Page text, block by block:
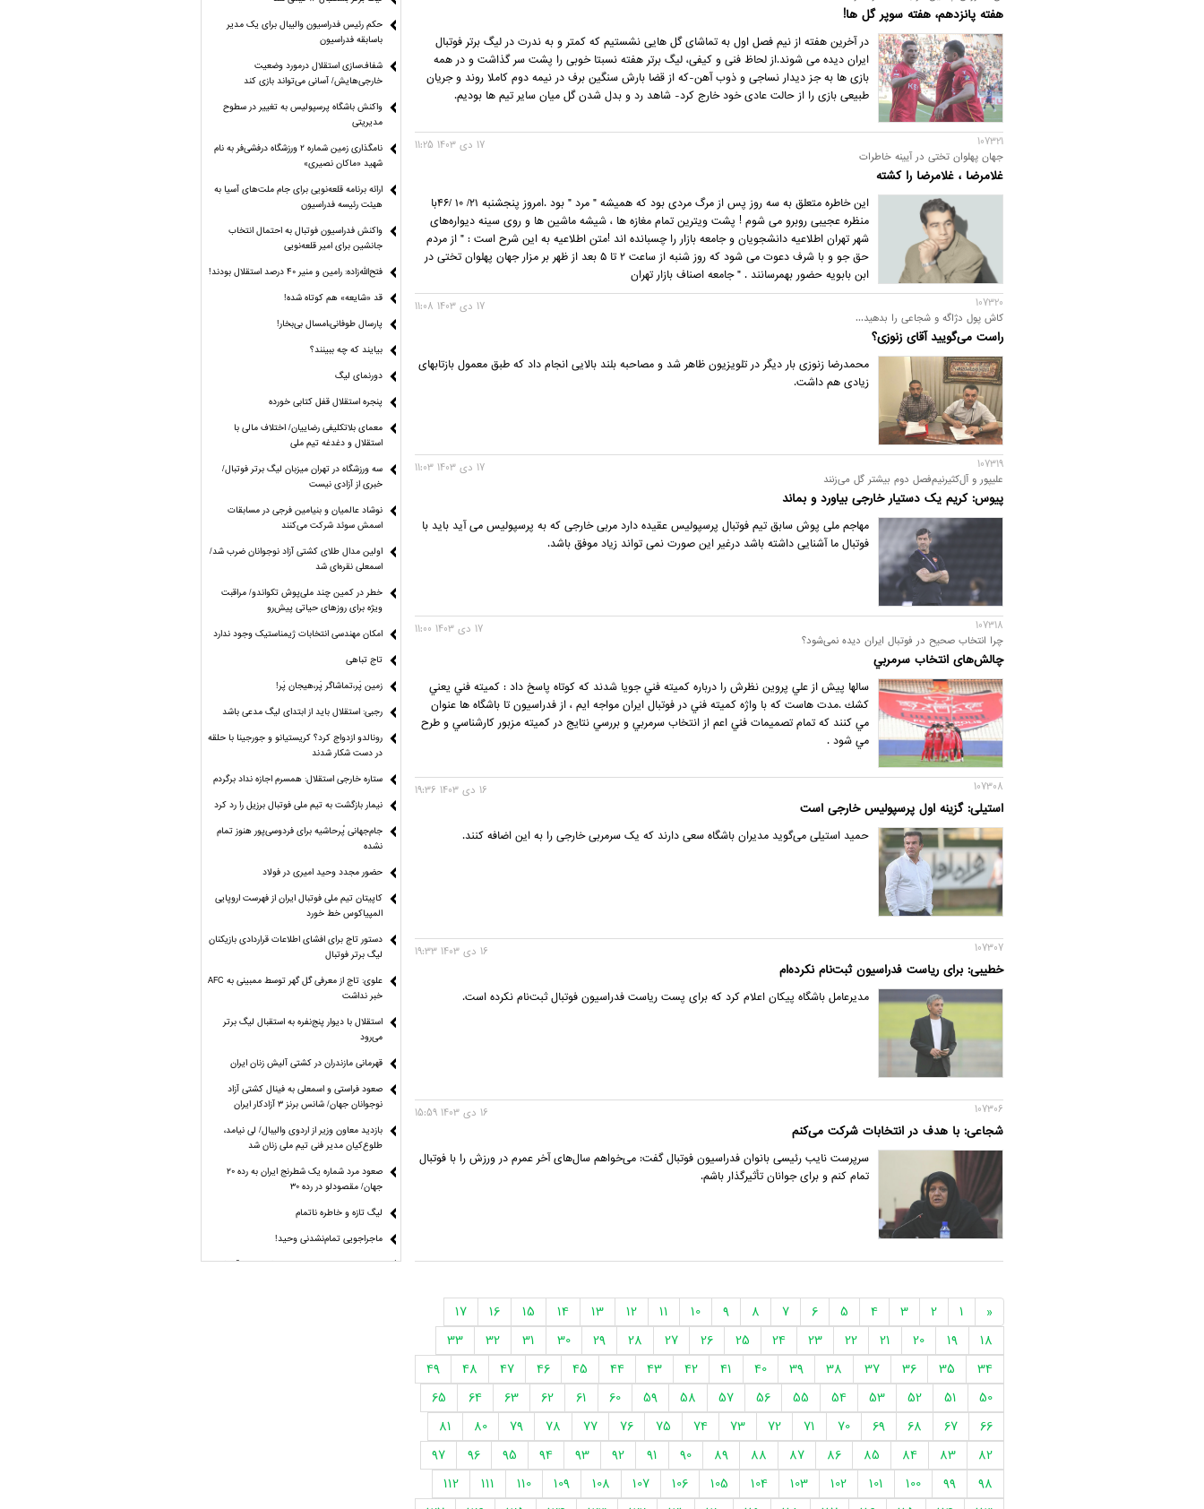
هفته پانزدهم، هفته سوپر گل ها!
در آخرین هفته از نیم فصل اول به تماشای گل هایی نشستیم که کمتر و به ندرت در لیگ برتر فوتبال
ایران دیده می شوند.از لحاظ فنی و کیفی، لیگ برتر هفته نسبتا خوبی را پشت سر گذاشت و در همه
بازی ها به جز دیدار نساجی و ذوب آهن-که از قضا بارش سنگین برف در نیمه دوم کاملا روند و جریان
طبیعی بازی را از حالت عادی خود خارج کرد- شاهد رد و بدل شدن گل میان سایر تیم ها بودیم.
107321
جهان پهلوان تختی در آیینه خاطرات
غلامرضا ، غلامرضا را کشته
17 دی 1403 11:25
این خاطره متعلق به سه روز پس از مرگ مردی بود که همیشه " مرد " بود .امروز پنجشنبه ۲۱/ ۱۰ /۴۶با
منظره عجیبی روبرو می شوم ! پشت ویترین تمام مغازه ها ، شیشه ماشین ها و روی سینه دیواره‌های
شهر تهران اطلاعیه دانشجویان و جامعه بازار را چسبانده اند !متن اطلاعیه به این شرح است : " از مردم
حق جو و با شرف دعوت می شود که روز شنبه از ساعت ۲ تا ۵ بعد از ظهر بر مزار جهان پهلوان تختی در
ابن بابویه حضور بهمرسانند . " جامعه اصناف بازار تهران
107320
کاش پول دژاگه و شجاعی را بدهید...
راست می‌گویید آقای زنوزی؟
17 دی 1403 11:08
محمدرضا زنوزی بار دیگر در تلویزیون ظاهر شد و مصاحبه بلند بالایی انجام داد که طبق معمول بازتاب‎های
زیادی هم داشت.
107319
علیپور و آل‌کثیرنیم‌فصل دوم بیشتر گل می‌زنند
پیوس: کریم یک دستیار خارجی بیاورد و بماند
17 دی 1403 11:03
مهاجم ملی پوش سابق تیم فوتبال پرسپولیس عقیده دارد مربی خارجی که به پرسپولیس می آید باید با
فوتبال ما آشنایی داشته باشد درغیر این صورت نمی تواند زیاد موفق باشد.
107318
چرا انتخاب صحيح در فوتبال ايران دیده نمی‌شود؟
چالش‌های انتخاب سرمربي
17 دی 1403 11:00
سالها پيش از علي پروين نظرش را درباره كميته فني جويا شدند كه كوتاه پاسخ داد : كميته فني يعني
كشك .مدت هاست كه با واژه كميته فني در فوتبال ايران مواجه ايم ، از فدراسيون تا باشگاه ها عنوان
مي كنند كه تمام تصميمات فني اعم از انتخاب سرمربي و بررسي نتايج در كميته مزبور كارشناسي و طرح
مي شود .
107308
استیلی: گزینه اول پرسپولیس خارجی است
16 دی 1403 19:36
حمید استیلی می‌گوید مدیران باشگاه سعی دارند که یک سرمربی خارجی را به این اضافه کنند.
107307
خطیبی: برای ریاست فدراسیون ثبت‌نام نکرده‌ام
16 دی 1403 19:33
مدیرعامل باشگاه پیکان اعلام کرد که برای پست ریاست فدراسیون فوتبال ثبت‌نام نکرده است.
107306
شجاعی: با هدف در انتخابات شرکت می‌کنم
16 دی 1403 15:59
سرپرست نایب رئیسی بانوان فدراسیون فوتبال گفت: می‌خواهم سال‌های آخر عمرم در ورزش را با فوتبال
تمام کنم و برای جوانان تأثیرگذار باشم.
«
1
2
3
4
5
6
7
8
9
10
11
12
13
14
15
16
17
18
19
20
21
22
23
24
25
26
27
28
29
30
31
32
33
34
35
36
37
38
39
40
41
42
43
44
45
46
47
48
49
50
51
52
53
54
55
56
57
58
59
60
61
62
63
64
65
66
67
68
69
70
71
72
73
74
75
76
77
78
79
80
81
82
83
84
85
86
87
88
89
90
91
92
93
94
95
96
97
98
99
100
101
102
103
104
105
106
107
108
109
110
111
112
حکم رئیس فدراسیون والیبال برای یک مدیر
باسابقه فدراسیون
شفاف‌سازی استقلال درمورد وضعیت
خارجی‌هایش/ آسانی می‌تواند بازی کند
واکنش باشگاه پرسپولیس به تغییر در سطوح
مدیریتی
نامگذاری زمین شماره ۲ ورزشگاه درفشی‌فر به نام
شهید «ماکان نصیری»
ارائه برنامه‌ قلعه‌نویی برای جام ملت‌های آسیا به
هیئت رئیسه فدراسیون
واکنش فدراسیون فوتبال به احتمال انتخاب
جانشین برای امیر قلعه‌نویی
فتح‌الله‌زاده: رامین و منیر 40 درصد استقلال بودند!
قد «شایعه» هم کوتاه شده!
پارسال طوفانی،امسال بی‌بخار!
بیایند که چه ببینند؟
دورنمای لیگ
پنجره‌ استقلال قفل کتابی خورده
معمای بلاتکلیفی رضاییان/ اختلاف مالی با
استقلال و دغدغه تیم ملی
سه ورزشگاه در تهران میزبان لیگ برتر فوتبال/
خبری از آزادی نیست
نوشاد عالمیان و بنیامین فرجی در مسابقات
اسمش سوئد شرکت می‌کنند
اولین مدال طلای کشتی آزاد نوجوانان ضرب شد/
اسمعلی نقره‌ای شد
خطر در کمین چند ملی‌پوش تکواندو/ مراقبت
ویژه برای روزهای حیاتی پیش‌رو
امکان مهندسی انتخابات ژیمناستیک وجود ندارد
تاج تباهی
زمین پَر،تماشاگر پَر،هیجان پَر!
رجبی: استقلال باید از ابتدای لیگ مدعی باشد
رونالدو ازدواج کرد؟ کریستیانو و جورجینا با حلقه
در دست شکار شدند
ستاره خارجی استقلال: همسرم اجازه نداد برگردم
نیمار بازگشت به تیم ملی فوتبال برزیل را رد کرد
جام‌جهانی پُرحاشیه برای فردوسی‌پور هنوز تمام
نشده
حضور مجدد وحید امیری در فولاد
کاپیتان تیم ملی فوتبال ایران از فهرست اروپایی
المپیاکوس خط خورد
دستور تاج برای افشای اطلاعات قراردادی بازیکنان
لیگ برتر فوتبال
علوی: تاج از معرفی گل گهر توسط ممبینی به AFC
خبر نداشت
استقلال با دیوار پنج‌نفره به استقبال لیگ برتر
می‌رود
قهرمانی مازندران در کشتی آلیش زنان ایران
صعود فراستی و اسمعلی به فینال کشتی آزاد
نوجوانان جهان/ شانس برنز ۳ آزادکار ایران
بازدید معاون وزیر از اردوی والیبال/ لی نیامد،
طلوع‌کیان مدیر فنی تیم ملی زنان شد
صعود مرد شماره یک شطرنج ایران به رده ۲۰
جهان/ مقصودلو در رده ۳۰
لیگ تازه و خاطره ناتمام
ماجراجویی تمام‌نشدنی وحید!
مراغه چیان: استقلال هنوز با ترکیب ایده‌آل فاصله